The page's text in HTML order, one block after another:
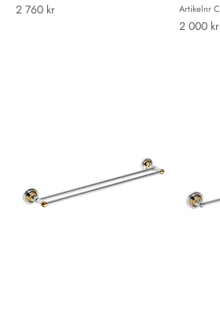
REA-pris
2 760 kr Artikelnr
REA-pris
2 000 kr